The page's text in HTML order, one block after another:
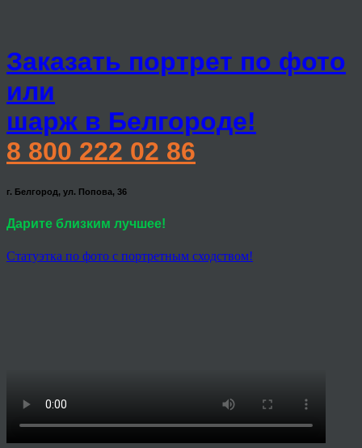
Заказать портрет по фото
или
шарж в Белгороде!
8 800 222 02 86
г. Белгород, ул. Попова, 36
Дарите близким лучшее!
Статуэтка по фото с портретным сходством!